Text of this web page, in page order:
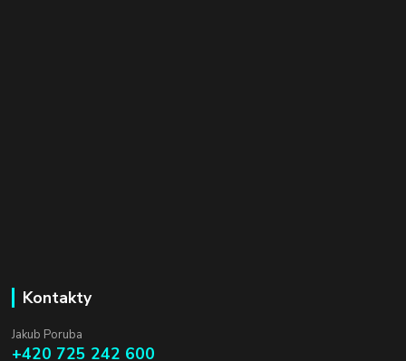
Kontakty
Jakub Poruba
+420 725 242 600